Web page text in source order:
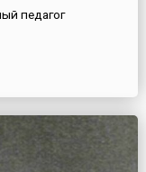
педагог